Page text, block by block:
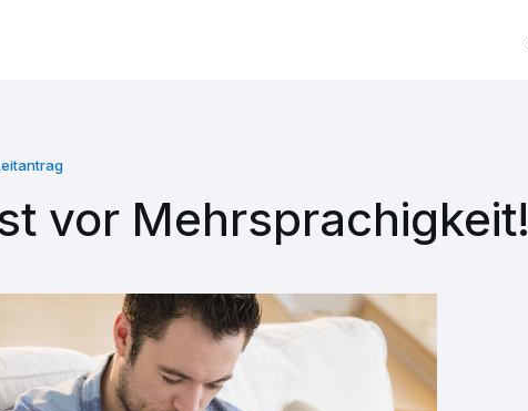
vor Mehrsprachigkeit!